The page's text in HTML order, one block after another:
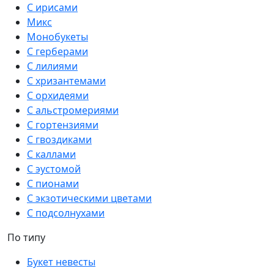
С ирисами
Микс
Монобукеты
С герберами
С лилиями
С хризантемами
С орхидеями
С альстромериями
С гортензиями
С гвоздиками
С каллами
С эустомой
С пионами
С экзотическими цветами
С подсолнухами
По типу
Букет невесты